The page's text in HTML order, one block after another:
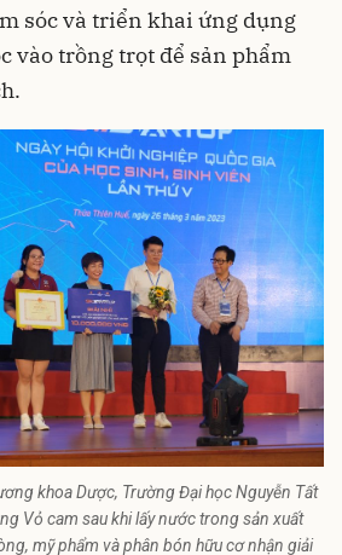
sóc và triển khai ứng dụng
vào trồng trọt để sản phẩm
khoa Dược, Trường Đại học Nguyễn Tất
Vỏ cam sau khi lấy nước trong sản xuất
mỹ phẩm và phân bón hữu cơ nhận giải